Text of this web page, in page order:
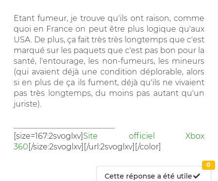
Etant fumeur, je trouve qu'ils ont raison, comme
quoi en France on peut être plus logique qu'aux
USA. De plus, ça fait très très longtemps que c'est
marqué sur les paquets que c'est pas bon pour la
santé, l'entourage, les non-fumeurs, les mineurs
(qui avaient déjà une condition déplorable, alors
si en plus de ça ils fument, déjà qu'ils ne vivaient
pas très longtemps, du moins pas autant qu'un
juriste).
[size=167:2svoglxv]Site officiel Xbox
360[/size:2svoglxv][/url:2svoglxv][/color]
Cette réponse a été utile
0